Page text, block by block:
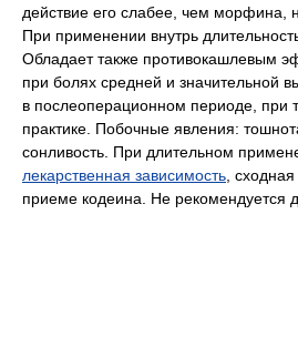
действие его слабее, чем морфина,
При применении внутрь
Обладает также противокашлевым
при болях средней и значительной
в послеоперационном периоде, при
практике. Побочные явления:
сонливость. При длительном
лекарственная зависимость,
приеме кодеина. Не рекомендуется